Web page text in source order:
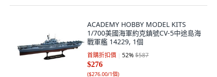
ACADEMY HOBBY MODEL KITS
1/700美國海軍約克鎮號CV-5中途島海
戰軍艦 14229, 1個
首購折扣價 52%$587
$276
($276.00/1個)